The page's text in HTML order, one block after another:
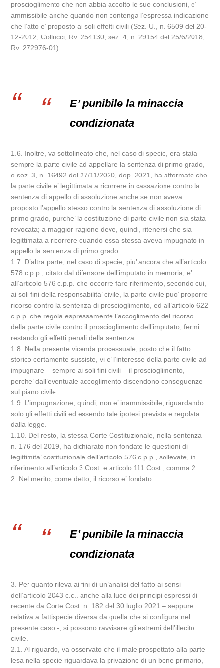
proscioglimento che non abbia accolto le sue conclusioni, e’
ammissibile anche quando non contenga l’espressa indicazione
che l’atto e’ proposto ai soli effetti civili (Sez. U., n. 6509 del 20-
12-2012, Collucci, Rv. 254130; sez. 4, n. 29154 del 25/6/2018,
Rv. 272976-01).
E’ punibile la minaccia
condizionata
1.6. Inoltre, va sottolineato che, nel caso di specie, era stata
sempre la parte civile ad appellare la sentenza di primo grado,
e sez. 3, n. 16492 del 27/11/2020, dep. 2021, ha affermato che
la parte civile e’ legittimata a ricorrere in cassazione contro la
sentenza di appello di assoluzione anche se non aveva
proposto l’appello stesso contro la sentenza di assoluzione di
primo grado, purche’ la costituzione di parte civile non sia stata
revocata; a maggior ragione deve, quindi, ritenersi che sia
legittimata a ricorrere quando essa stessa aveva impugnato in
appello la sentenza di primo grado.
1.7. D’altra parte, nel caso di specie, piu’ ancora che all’articolo
578 c.p.p., citato dal difensore dell’imputato in memoria, e’
all’articolo 576 c.p.p. che occorre fare riferimento, secondo cui,
ai soli fini della responsabilita’ civile, la parte civile puo’ proporre
ricorso contro la sentenza di proscioglimento, ed all’articolo 622
c.p.p. che regola espressamente l’accoglimento del ricorso
della parte civile contro il proscioglimento dell’imputato, fermi
restando gli effetti penali della sentenza.
1.8. Nella presente vicenda processuale, posto che il fatto
storico certamente sussiste, vi e’ l’interesse della parte civile ad
impugnare – sempre ai soli fini civili – il proscioglimento,
perche’ dall’eventuale accoglimento discendono conseguenze
sul piano civile.
1.9. L’impugnazione, quindi, non e’ inammissibile, riguardando
solo gli effetti civili ed essendo tale ipotesi prevista e regolata
dalla legge.
1.10. Del resto, la stessa Corte Costituzionale, nella sentenza
n. 176 del 2019, ha dichiarato non fondate le questioni di
legittimita’ costituzionale dell’articolo 576 c.p.p., sollevate, in
riferimento all’articolo 3 Cost. e articolo 111 Cost., comma 2.
2. Nel merito, come detto, il ricorso e’ fondato.
E’ punibile la minaccia
condizionata
3. Per quanto rileva ai fini di un’analisi del fatto ai sensi
dell’articolo 2043 c.c., anche alla luce dei principi espressi di
recente da Corte Cost. n. 182 del 30 luglio 2021 – seppure
relativa a fattispecie diversa da quella che si configura nel
presente caso -, si possono ravvisare gli estremi dell’illecito
civile.
2.1. Al riguardo, va osservato che il male prospettato alla parte
lesa nella specie riguardava la privazione di un bene primario,